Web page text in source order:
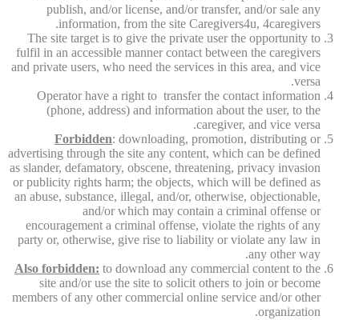
publish, and/or license, and/or transfer, and/or sale any
information, from the site Caregivers4u, 4caregivers.
The site target is to give the private user the opportunity to
fulfil in an accessible manner contact between the caregivers
and private users, who need the services in this area, and vice
versa.
Operator have a right to transfer the contact information
(phone, address) and information about the user, to the
caregiver, and vice versa.
Forbidden: downloading, promotion, distributing or
advertising through the site any content, which can be defined
as slander, defamatory, obscene, threatening, privacy invasion
or publicity rights harm; the objects, which will be defined as
an abuse, substance, illegal, and/or, otherwise, objectionable,
and/or which may contain a criminal offense or
encouragement a criminal offense, violate the rights of any
party or, otherwise, give rise to liability or violate any law in
any other way.
Also forbidden: to download any commercial content to the
site and/or use the site to solicit others to join or become
members of any other commercial online service and/or other
organization.